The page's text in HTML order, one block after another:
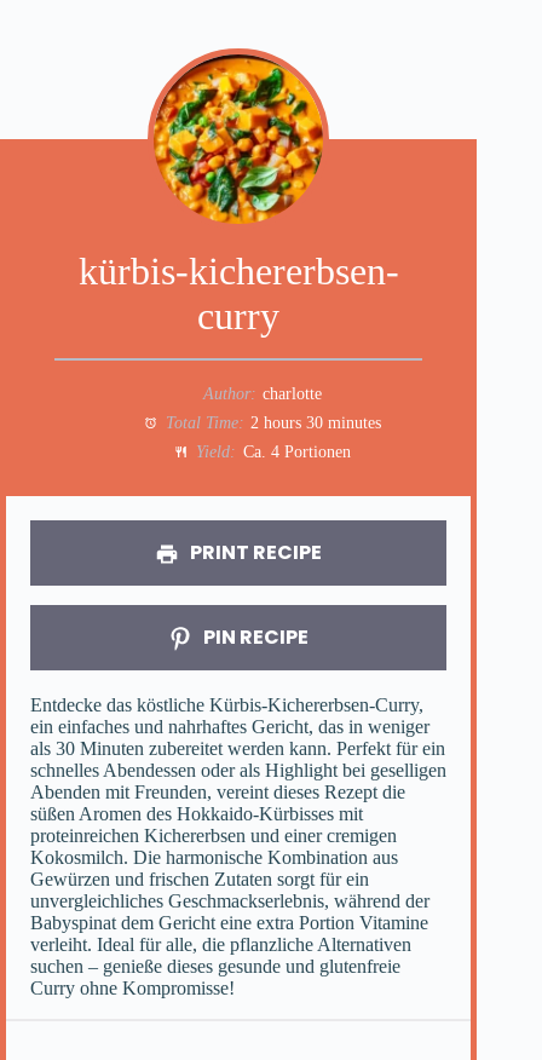
kürbis-kichererbsen-
curry
Author: charlotte
Total Time: 2 hours 30 minutes
Yield: Ca. 4 Portionen
PRINT RECIPE
PIN RECIPE
Entdecke das köstliche Kürbis-Kichererbsen-Curry,
ein einfaches und nahrhaftes Gericht, das in weniger
als 30 Minuten zubereitet werden kann. Perfekt für ein
schnelles Abendessen oder als Highlight bei geselligen
Abenden mit Freunden, vereint dieses Rezept die
süßen Aromen des Hokkaido-Kürbisses mit
proteinreichen Kichererbsen und einer cremigen
Kokosmilch. Die harmonische Kombination aus
Gewürzen und frischen Zutaten sorgt für ein
unvergleichliches Geschmackserlebnis, während der
Babyspinat dem Gericht eine extra Portion Vitamine
verleiht. Ideal für alle, die pflanzliche Alternativen
suchen – genieße dieses gesunde und glutenfreie
Curry ohne Kompromisse!